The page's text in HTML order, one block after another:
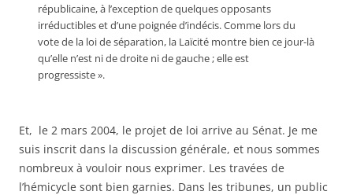
républicaine, à l’exception de quelques opposants
irréductibles et d’une poignée d’indécis. Comme lors du
vote de la loi de séparation, la Laïcité montre bien ce jour-là
qu’elle n’est ni de droite ni de gauche ; elle est
progressiste ».
Et, le 2 mars 2004, le projet de loi arrive au Sénat. Je me
suis inscrit dans la discussion générale, et nous sommes
nombreux à vouloir nous exprimer. Les travées de
l’hémicycle sont bien garnies. Dans les tribunes, un public